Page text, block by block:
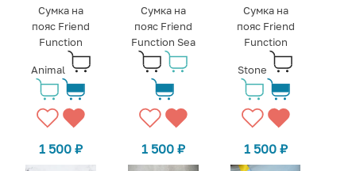
Сумка на
пояс Friend
Function
Animal
1 500₽
Сумка на
пояс Friend
Function Sea
1 500 ₽
Сумка на
пояс Friend
Function
Stone
1 500 ₽